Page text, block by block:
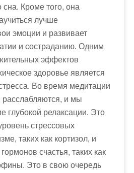
сна. Кроме того, она
лучше
эмоции и развивает
и состраданию. Одним
эффектов
здоровье является
Во время медитации
расслабляются, и мы
глубокой релаксации. Это
стрессовых
таких как кортизол, и
счастья, таких как
Это в свою очередь